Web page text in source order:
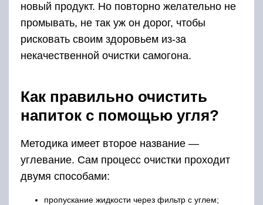
новый продукт. Но повторно желательно не
промывать, не так уж он дорог, чтобы
рисковать своим здоровьем из-за
некачественной очистки самогона.
Как правильно очистить
напиток с помощью угля?
Методика имеет второе название —
углевание. Сам процесс очистки проходит
двумя способами:
пропускание жидкости через фильтр с углем;